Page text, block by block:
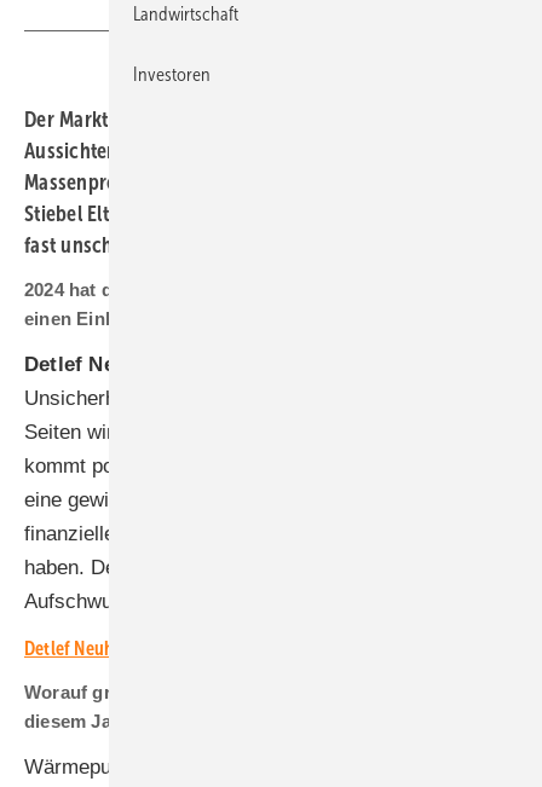
Der Markt für Wärmepumpen ist schwierig, aber die
Aussichten gut. Die Technik ist auf dem Weg zum
Massenprodukt. Detlef Neuhaus, Vertriebsvorstand bei
Stiebel Eltron, sagt: Kombiniert mit Photovoltaik ist sie
fast unschlagbar.
2024 hat der Absatz der Wärmepumpen in Deutschland
einen Einbruch erlebt. Warum?
Detlef Neuhaus:
Unsicherheiten verantwortlich. Von verschiedenen
Seiten wird die Wärmepumpe schlecht geredet. Hinzu
kommt politische Verwirrung. Außerdem dauert es
eine gewisse Zeit, bis sich die Regeln für die
finanzielle Förderung durch die KfW herumgesprochen
haben. Deshalb erwarte ich für 2025 einen deutlichen
Aufschwung.
Detlef Neuhaus ist neuer Geschäftsführer bei Stiebel Eltron
Worauf gründet sich Ihr Optimismus, dass der Verkauf in
diesem Jahr wieder anzieht?
Wärmepumpen bieten ausgereifte Technik. Sie bieten
Landwirtschaft
Investoren